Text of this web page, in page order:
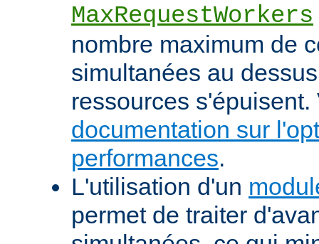
MaxRequestWorkers
nombre maximum de
simultanées au
ressources s'épuisent.
documentation sur
performances.
L'utilisation d'un
permet de traiter